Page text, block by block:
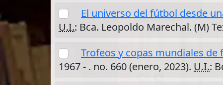
El universo del fútbol desde
U.I.: Bca. Leopoldo Marechal. (M)
Trofeos y copas mundiales de
1967 - . no. 660 (enero, 2023). U.I.: